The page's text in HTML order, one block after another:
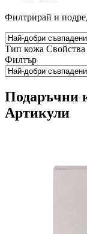
Филтрирай и
Тип кожа Свойства
Филтър
Подаръчни
Артикули